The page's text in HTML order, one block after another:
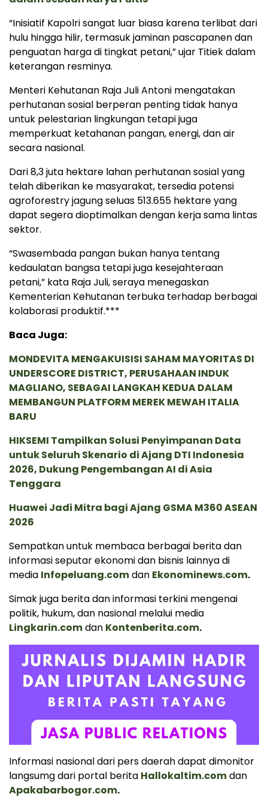
“Inisiatif Kapolri sangat luar biasa karena terlibat dari
hulu hingga hilir, termasuk jaminan pascapanen dan
penguatan harga di tingkat petani,” ujar Titiek dalam
keterangan resminya.
Menteri Kehutanan Raja Juli Antoni mengatakan
perhutanan sosial berperan penting tidak hanya
untuk pelestarian lingkungan tetapi juga
memperkuat ketahanan pangan, energi, dan air
secara nasional.
Dari 8,3 juta hektare lahan perhutanan sosial yang
telah diberikan ke masyarakat, tersedia potensi
agroforestry jagung seluas 513.655 hektare yang
dapat segera dioptimalkan dengan kerja sama lintas
sektor.
“Swasembada pangan bukan hanya tentang
kedaulatan bangsa tetapi juga kesejahteraan
petani,” kata Raja Juli, seraya menegaskan
Kementerian Kehutanan terbuka terhadap berbagai
kolaborasi produktif.***
Baca Juga:
MONDEVITA MENGAKUISISI SAHAM MAYORITAS DI
UNDERSCORE DISTRICT, PERUSAHAAN INDUK
MAGLIANO, SEBAGAI LANGKAH KEDUA DALAM
MEMBANGUN PLATFORM MEREK MEWAH ITALIA
BARU
HIKSEMI Tampilkan Solusi Penyimpanan Data
untuk Seluruh Skenario di Ajang DTI Indonesia
2026, Dukung Pengembangan AI di Asia
Tenggara
Huawei Jadi Mitra bagi Ajang GSMA M360 ASEAN
2026
Sempatkan untuk membaca berbagai berita dan
informasi seputar ekonomi dan bisnis lainnya di
media Infopeluang.comdan Ekonominews.com.
Simak juga berita dan informasi terkini mengenai
politik, hukum, dan nasional melalui media
Lingkarin.comdan Kontenberita.com.
Informasi nasional dari pers daerah dapat dimonitor
langsumg dari portal berita Hallokaltim.comdan
Apakabarbogor.com.